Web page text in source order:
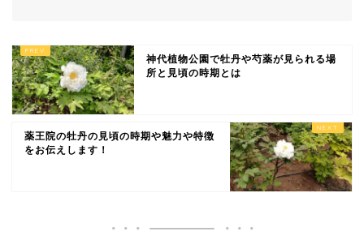
神代植物公園で牡丹や芍薬が見られる場
所と見頃の時期とは
薬王院の牡丹の見頃の時期や魅力や特徴
をお伝えします！